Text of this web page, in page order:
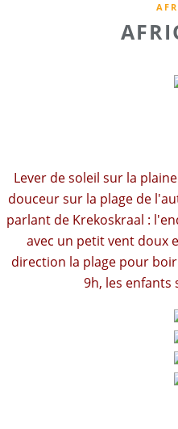
Lever de soleil sur la
douceur sur la plage de
parlant de Krekoskraal :
avec un petit vent doux
direction la plage pour
9h, les enfants